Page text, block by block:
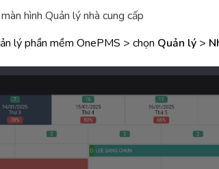
hình Quản lý nhà cung cấp
lý phần mềm OnePMS > chọn Quản lý>